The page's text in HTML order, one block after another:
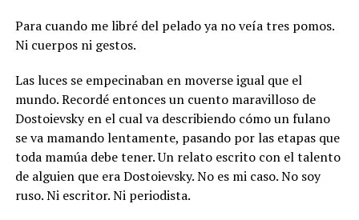
Para cuando me libré del pelado ya no veía tres pomos.
Ni cuerpos ni gestos.
Las luces se empecinaban en moverse igual que el
mundo. Recordé entonces un cuento maravilloso de
Dostoievsky en el cual va describiendo cómo un fulano
se va mamando lentamente, pasando por las etapas que
toda mamúa debe tener. Un relato escrito con el talento
de alguien que era Dostoievsky.No es mi caso. No soy
ruso. Ni escritor. Ni periodista.